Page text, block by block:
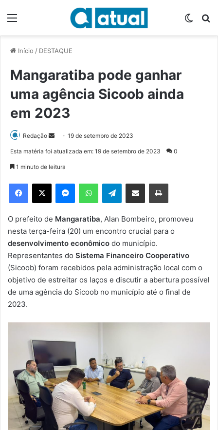
Início / DESTAQUE
Mangaratiba pode ganhar
uma agência Sicoob ainda
em 2023
Redação
d
e
m
e
-
m
a
19 de setembro de 2023
Esta matéria foi atualizada em: 19 de setembro de 2023 0
1 minuto de leitura
Telegram
O prefeito de Mangaratiba, Alan Bombeiro, promoveu
nesta terça-feira (20) um encontro crucial para o
desenvolvimento econômico do município.
Representantes do Sistema Financeiro Cooperativo
(Sicoob) foram recebidos pela administração local com o
objetivo de estreitar os laços e discutir a abertura possível
de uma agência do Sicoob no município até o final de
2023.